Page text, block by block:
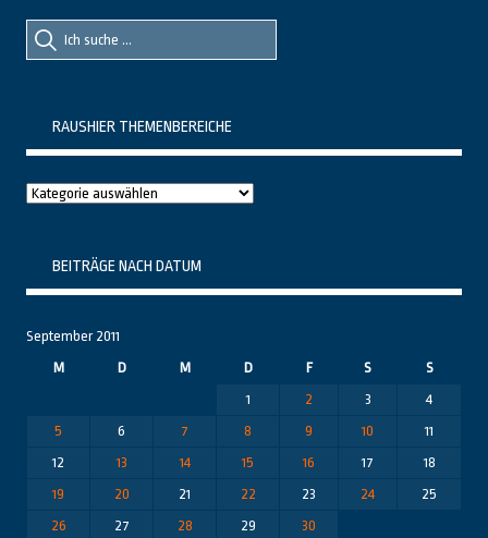
Suche
nach::
Suche
nach:
RAUSHIER THEMENBEREICHE
Raushier
BEITRÄGE NACH DATUM
September 2011
M
D M D F S
S
1
2 3
4
5
6 7 8 9 10
11
12
13 14 15 16 17
18
19
20 21 22 23 24
25
26
27 28 29 30